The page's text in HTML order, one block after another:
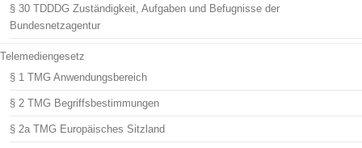
§ 30 TDDDG Zuständigkeit, Aufgaben und Befugnisse der
Bundesnetzagentur
Telemediengesetz
§ 1 TMG Anwendungsbereich
§ 2 TMG Begriffsbestimmungen
§ 2a TMG Europäisches Sitzland